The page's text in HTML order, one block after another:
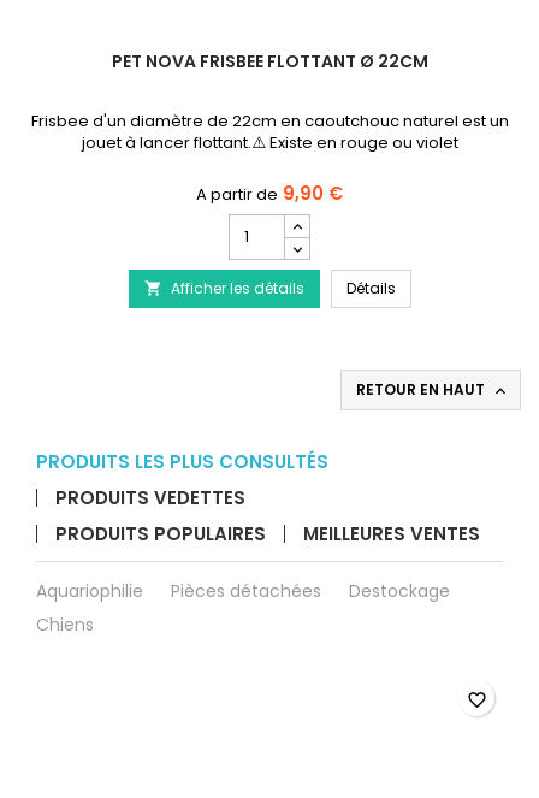
PET NOVA FRISBEE FLOTTANT Ø 22CM
Frisbee d'un diamètre de 22cm en caoutchouc naturel est un
jouet à lancer flottant.⚠️ Existe en rouge ou violet
9,90 €
quantité
du
produit
PET
 Afficher les détails DétailsPET NOVA Frisbee
RETOUR EN HAUT 
PRODUITS LES PLUS CONSULTÉS
PRODUITS VEDETTES
PRODUITS POPULAIRES
MEILLEURES VENTES
Aquariophilie Pièces détachées
Destockage
Chiens
favorite_border